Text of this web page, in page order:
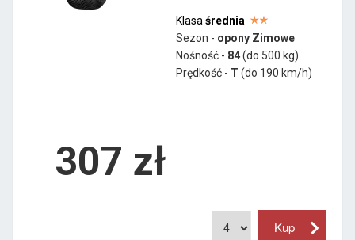
Klasa średnia
Sezon - opony Zimowe
Nośność - 84(do 500 kg)
Prędkość - T (do 190 km/h)
307 zł